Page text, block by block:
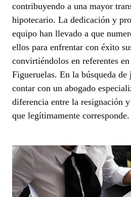
contribuyendo a una mayor
hipotecario. La dedicación y
equipo han llevado a que
ellos para enfrentar con éxito
convirtiéndolos en referentes
Figueruelas. En la búsqueda
contar con un abogado
diferencia entre la resignación
que legítimamente corresponde.